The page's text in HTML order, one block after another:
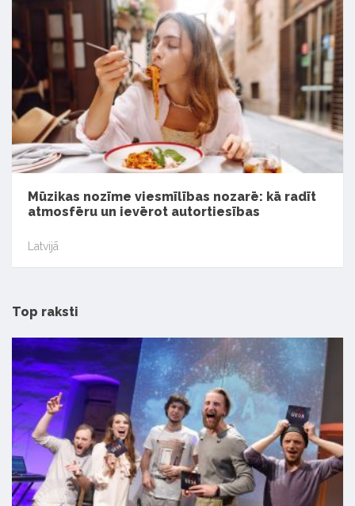
Mūzikas nozīme viesmīlības nozarē: kā radīt
atmosfēru un ievērot autortiesības
Latvijā
Top raksti